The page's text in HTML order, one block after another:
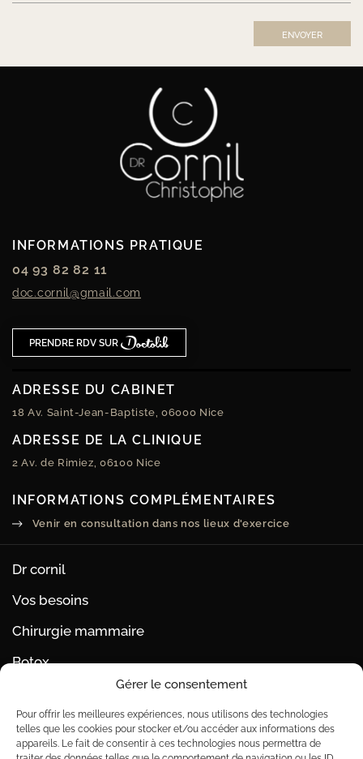
Gérer le consentement
Pour offrir les meilleures expériences, nous utilisons des technologies
telles que les cookies pour stocker et/ou accéder aux informations des
appareils. Le fait de consentir à ces technologies nous permettra de
ENVOYER
INFORMATIONS PRATIQUE
04 93 82 82 11
04 93 82 82 11
doc.cornil@gmail.com
PRENDRE RDV SUR
PRENDRE RDV SUR
ADRESSE DU CABINET
18 Av. Saint-Jean-Baptiste, 06000 Nice
ADRESSE DE LA CLINIQUE
2 Av. de Rimiez, 06100 Nice
INFORMATIONS COMPLÉMENTAIRES
Venir en consultation dans nos lieux d'exercice
Dr cornil
Vos besoins
Chirurgie mammaire
Botox
Acide hyaluronique
FAQ
Blog